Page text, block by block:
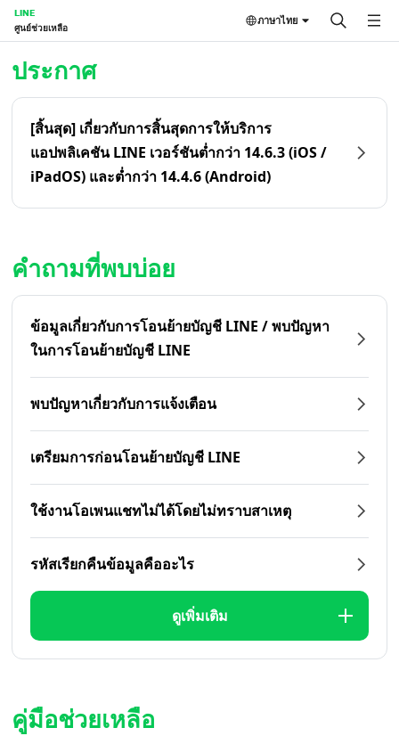
LINE
ศูนย์ช่วยเหลือ
ภาษาไทย
ประกาศ
[สิ้นสุด] เกี่ยวกับการสิ้นสุดการให้บริการ
แอปพลิเคชัน LINE เวอร์ชันต่ำกว่า 14.6.3 (iOS /
iPadOS) และต่ำกว่า 14.4.6 (Android)
คำถามที่พบบ่อย
ข้อมูลเกี่ยวกับการโอนย้ายบัญชี LINE / พบปัญหา
ในการโอนย้ายบัญชี LINE
พบปัญหาเกี่ยวกับการแจ้งเตือน
เตรียมการก่อนโอนย้ายบัญชี LINE
ใช้งานโอเพนแชทไม่ได้โดยไม่ทราบสาเหตุ
รหัสเรียกคืนข้อมูลคืออะไร
ดูเพิ่มเติม
คู่มือช่วยเหลือ